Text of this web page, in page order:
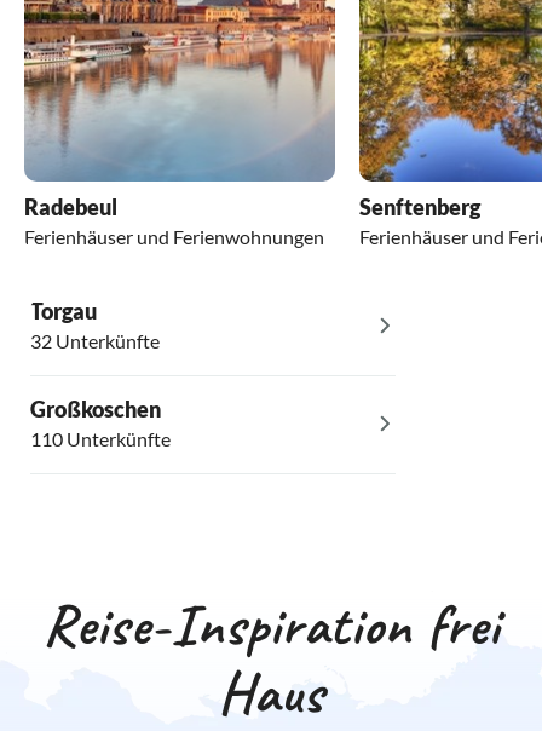
Radebeul
Ferienhäuser und Ferienwohnungen
Senftenberg
Ferienhäuser und
Torgau
32 Unterkünfte
Großkoschen
110 Unterkünfte
Reise-Inspiration frei
Haus